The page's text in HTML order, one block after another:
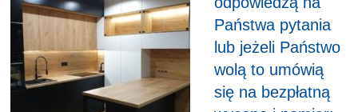
Państwa pytania
lub jeżeli Państwo
wolą to umówią
się na bezpłatną